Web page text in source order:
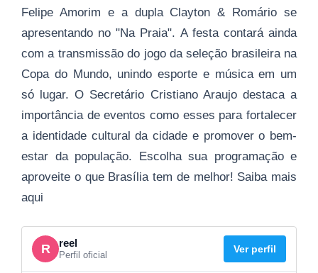
Felipe Amorim e a dupla Clayton & Romário se
apresentando no "Na Praia". A festa contará ainda
com a transmissão do jogo da seleção brasileira na
Copa do Mundo, unindo esporte e música em um
só lugar. O Secretário Cristiano Araujo destaca a
importância de eventos como esses para fortalecer
a identidade cultural da cidade e promover o bem-
estar da população. Escolha sua programação e
aproveite o que Brasília tem de melhor! Saiba mais
aqui
R reel
Perfil oficial
Ver perfil